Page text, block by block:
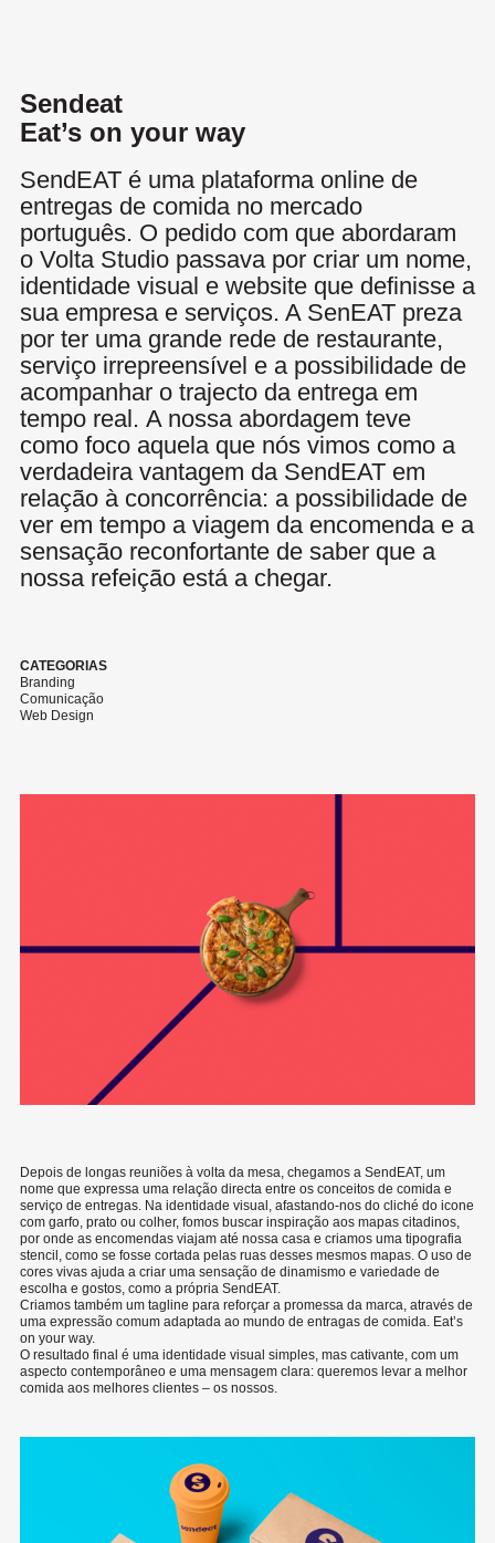
Sendeat
Eat’s on your way
SendEAT é uma plataforma online de
entregas de comida no mercado
português. O pedido com que abordaram
o Volta Studio passava por criar um nome,
identidade visual e website que definisse a
sua empresa e serviços. A SenEAT preza
por ter uma grande rede de restaurante,
serviço irrepreensível e a possibilidade de
acompanhar o trajecto da entrega em
tempo real. A nossa abordagem teve
como foco aquela que nós vimos como a
verdadeira vantagem da SendEAT em
relação à concorrência: a possibilidade de
ver em tempo a viagem da encomenda e a
sensação reconfortante de saber que a
nossa refeição está a chegar.
CATEGORIAS
Branding
Comunicação
Web Design
Depois de longas reuniões à volta da mesa, chegamos a SendEAT, um
nome que expressa uma relação directa entre os conceitos de comida e
serviço de entregas. Na identidade visual, afastando-nos do cliché do icone
com garfo, prato ou colher, fomos buscar inspiração aos mapas citadinos,
por onde as encomendas viajam até nossa casa e criamos uma tipografia
stencil, como se fosse cortada pelas ruas desses mesmos mapas. O uso de
cores vivas ajuda a criar uma sensação de dinamismo e variedade de
escolha e gostos, como a própria SendEAT.
Criamos também um tagline para reforçar a promessa da marca, através de
uma expressão comum adaptada ao mundo de entragas de comida. Eat’s
on your way.
O resultado final é uma identidade visual simples, mas cativante, com um
aspecto contemporâneo e uma mensagem clara: queremos levar a melhor
comida aos melhores clientes – os nossos.